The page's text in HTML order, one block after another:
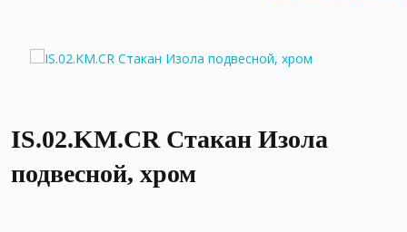
IS.02.KM.CR Стакан Изола
подвесной, хром